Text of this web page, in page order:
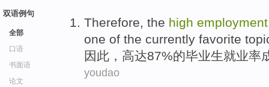
双语例句
全部
口语
书面语
论文
Therefore, the high employment
one of the currently favorite
因此 ， 高达87%的毕业生就业率
youdao